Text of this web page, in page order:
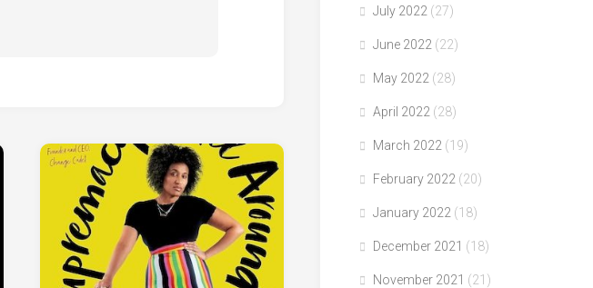
July 2022 (27)
June 2022 (22)
May 2022 (28)
April 2022 (28)
March 2022 (19)
February 2022 (20)
January 2022 (18)
December 2021 (18)
November 2021 (21)